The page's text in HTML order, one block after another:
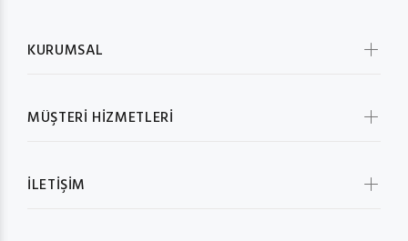
KURUMSAL
MÜŞTERİ HİZMETLERİ
İLETİŞİM